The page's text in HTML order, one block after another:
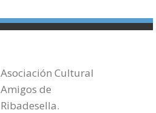
Asociación Cultural
Amigos de
Ribadesella.